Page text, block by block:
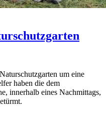
um eine
haben die dem
innerhalb eines Nachmittags,